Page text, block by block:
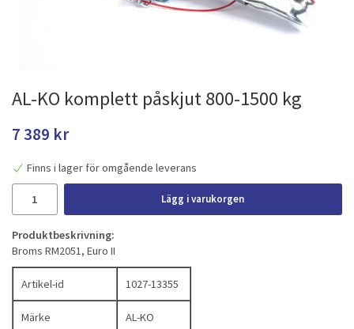
AL-KO komplett påskjut 800-1500 kg
7 389 kr
Finns i lager för omgående leverans
Lägg i varukorgen
Produktbeskrivning:
Broms RM2051, Euro II
Artikel-id 1027-13355
Märke AL-KO